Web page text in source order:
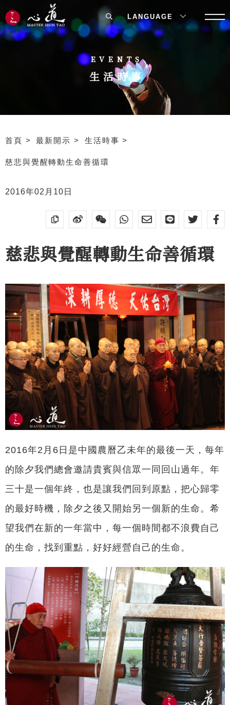
EVENTS
生活時事
首頁 最新開示 生活時事
慈悲與覺醒轉動生命善循環
2016年02月10日
慈悲與覺醒轉動生命善循環
2016年2月6日是中國農曆乙未年的最後一天，每年
的除夕我們總會邀請貴賓與信眾一同回山過年。年
三十是一個年終，也是讓我們回到原點，把心歸零
的最好時機，除夕之後又開始另一個新的生命。希
望我們在新的一年當中，每一個時間都不浪費自己
的生命，找到重點，好好經營自己的生命。
LANGUAGE